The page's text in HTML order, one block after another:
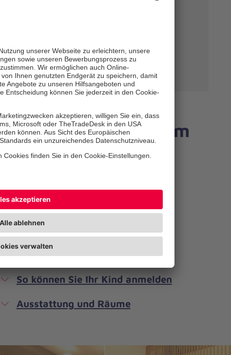
Kinderhaus Wackersdorf
Irlacher Weg 2a
92442 Wackersdorf
Unsere Einrichtung im
Überblick
Öffnungszeiten und Schließtage
Kosten
Unser Leitbild
So können Sie Ihr Kind anmelden
Ausstattung und Räume